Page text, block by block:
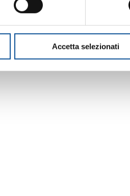
Accetta selezionati